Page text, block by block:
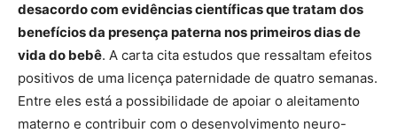
desacordo com evidências científicas que tratam dos
benefícios da presença paterna nos primeiros dias de
vida do bebê. A carta cita estudos que ressaltam efeitos
positivos de uma licença paternidade de quatro semanas.
Entre eles está a possibilidade de apoiar o aleitamento
materno e contribuir com o desenvolvimento neuro-